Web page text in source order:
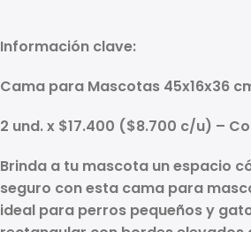
Información clave:
Cama para Mascotas 45x16x36
2 und. x $17.400 ($8.700 c/u) –
Brinda a tu mascota un espacio
seguro con esta cama para
ideal para perros pequeños y